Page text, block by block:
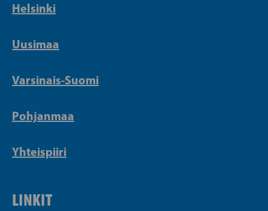
Helsinki
Uusimaa
Varsinais-Suomi
Pohjanmaa
Yhteispiiri
LINKIT